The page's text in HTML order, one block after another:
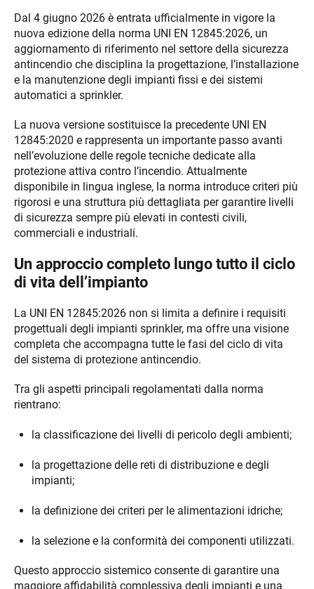
Dal 4 giugno 2026 è entrata ufficialmente in vigore la
nuova edizione della norma UNI EN 12845:2026, un
aggiornamento di riferimento nel settore della sicurezza
antincendio che disciplina la progettazione, l’installazione
e la manutenzione degli impianti fissi e dei sistemi
automatici a sprinkler.
La nuova versione sostituisce la precedente UNI EN
12845:2020 e rappresenta un importante passo avanti
nell’evoluzione delle regole tecniche dedicate alla
protezione attiva contro l’incendio. Attualmente
disponibile in lingua inglese, la norma introduce criteri più
rigorosi e una struttura più dettagliata per garantire livelli
di sicurezza sempre più elevati in contesti civili,
commerciali e industriali.
Un approccio completo lungo tutto il ciclo
di vita dell’impianto
La UNI EN 12845:2026 non si limita a definire i requisiti
progettuali degli impianti sprinkler, ma offre una visione
completa che accompagna tutte le fasi del ciclo di vita
del sistema di protezione antincendio.
Tra gli aspetti principali regolamentati dalla norma
rientrano:
la classificazione dei livelli di pericolo degli ambienti;
la progettazione delle reti di distribuzione e degli
impianti;
la definizione dei criteri per le alimentazioni idriche;
la selezione e la conformità dei componenti utilizzati.
Questo approccio sistemico consente di garantire una
maggiore affidabilità complessiva degli impianti e una